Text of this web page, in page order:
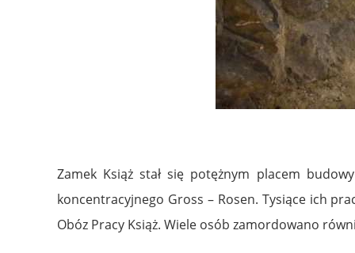
Zamek Książ stał się potężnym placem
koncentracyjnego Gross – Rosen. Tysiące ich
Obóz Pracy Książ. Wiele osób zamordowano